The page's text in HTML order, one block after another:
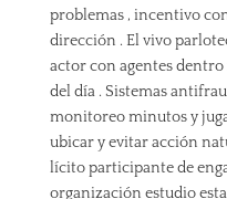
problemas , incentivo
dirección . El vivo
actor con agentes
del día . Sistemas
monitoreo minutos y
ubicar y evitar acción
lícito participante de
organización estudio